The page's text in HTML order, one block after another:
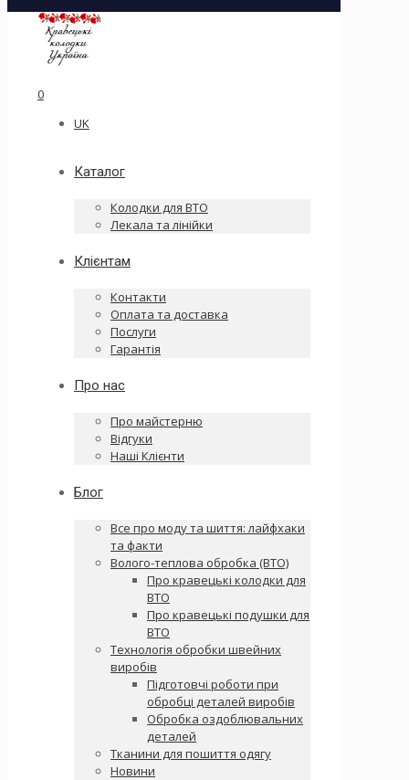
0
UK
Каталог
Колодки для ВТО
Лекала та лінійки
Клієнтам
Контакти
Оплата та доставка
Послуги
Гарантія
Про нас
Про майстерню
Відгуки
Наші Клієнти
Блог
Все про моду та шиття: лайфхаки
та факти
Волого-теплова обробка (ВТО)
Про кравецькі колодки для
ВТО
Про кравецькі подушки для
ВТО
Технологія обробки швейних
виробів
Підготовчі роботи при
обробці деталей виробів
Обробка оздоблювальних
деталей
Тканини для пошиття одягу
Новини